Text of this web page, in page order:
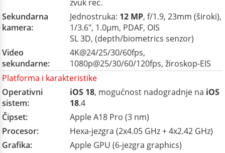
zvuk rec.
Sekundarna
kamera:
Jednostruka: 12 MP, f/1.9, 23mm (široki),
1/3.6", 1.0µm, PDAF, OIS
SL 3D, (depth/biometrics senzor)
Video
sekundarne:
4K@24/25/30/60fps,
1080p@25/30/60/120fps, žiroskop-EIS
Platforma i karakteristike
Operativni
sistem:
iOS 18, mogućnost nadogradnje na iOS
18.4
Čipset:
Apple A18 Pro (3 nm)
Procesor:
Hexa-jezgra (2x4.05 GHz + 4x2.42 GHz)
Grafika:
Apple GPU (6-jezgra graphics)